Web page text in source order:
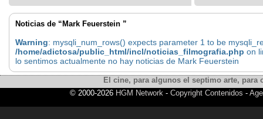
Noticias de “Mark Feuerstein ”
Warning: mysqli_num_rows() expects parameter 1 to be
/home/adictosa/public_html/incl/noticias_filmografia.php on
lo sentimos actualmente no hay noticias de Mark Feuerstein
El cine, para algunos el septimo arte,
© 2000-2026 HGM Network- Copyright Contenidos -